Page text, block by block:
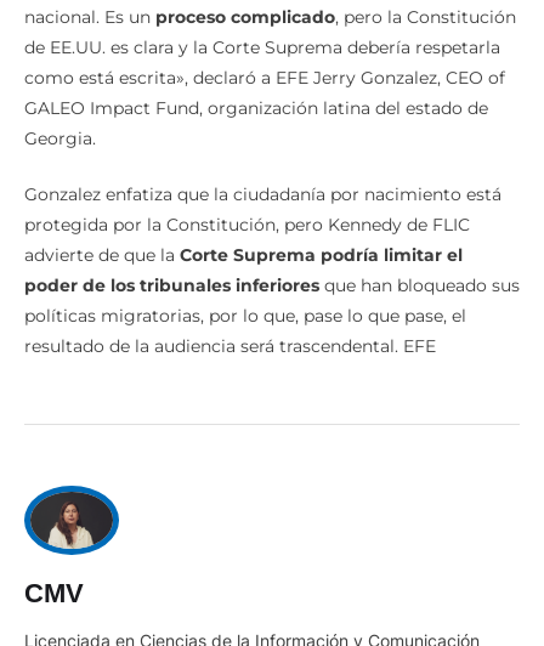
permanece en la jurisdicción afectada de la corte o a nivel
nacional. Es unproceso complicado, pero la Constitución
de EE.UU. es clara y la Corte Suprema debería respetarla
como está escrita», declaró a EFE Jerry Gonzalez, CEO of
GALEO Impact Fund, organización latina del estado de
Gonzalez enfatiza que la ciudadanía por nacimiento está
protegida por la Constitución, pero Kennedy de FLIC
advierte de que laCorte Suprema podría limitar el
poder de los tribunales inferioresque han bloqueado sus
políticas migratorias, por lo que, pase lo que pase, el